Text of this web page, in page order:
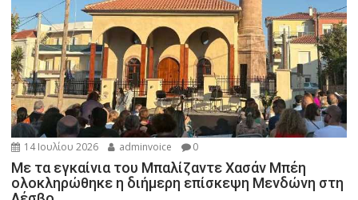
14 Ιουλίου 2026 adminvoice 0
Με τα εγκαίνια του Μπαλίζαντε Χασάν Μπέη
ολοκληρώθηκε η διήμερη επίσκεψη Μενδώνη στη